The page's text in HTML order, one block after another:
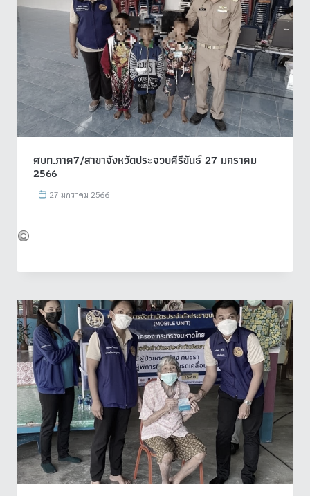
ศบท.ภาค7/สาขาจังหวัดประจวบคีรีขันธ์ 27 มกราคม
2566
27 มกราคม 2566